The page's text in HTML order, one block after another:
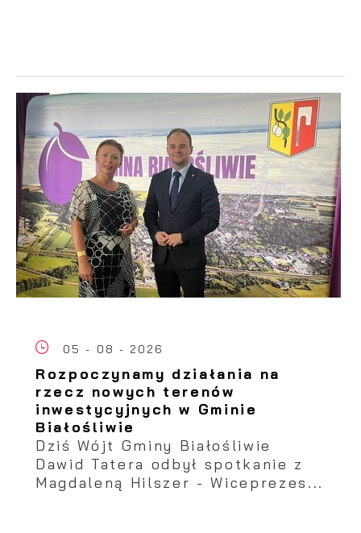
05 - 08 - 2026
Rozpoczynamy działania na
rzecz nowych terenów
inwestycyjnych w Gminie
Białośliwie
Dziś Wójt Gminy Białośliwie
Dawid Tatera odbył spotkanie z
Magdaleną Hilszer - Wiceprezes...